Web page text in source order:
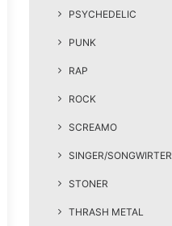
PSYCHEDELIC
PUNK
RAP
ROCK
SCREAMO
SINGER/SONGWIRTER
STONER
THRASH METAL